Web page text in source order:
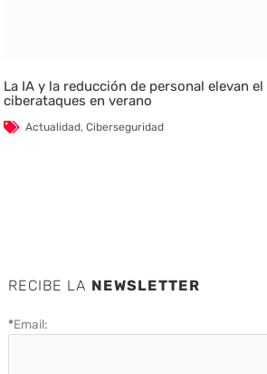
La IA y la reducción de personal elevan
ciberataques en verano
Actualidad,Ciberseguridad
RECIBE LA NEWSLETTER
*Email: